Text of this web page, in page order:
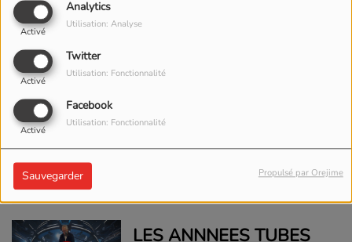
Analytics
Activé
Utilisation: Analyse
Twitter
Activé
Utilisation: Fonctionnalité
Facebook
Activé
Utilisation: Fonctionnalité
Sauvegarder Propulsé par Orejime
EMISSION WEEK-END
LES ANNNEES TUBES
DU 13 JANVIER 2024
LES ANNNEES TUBES